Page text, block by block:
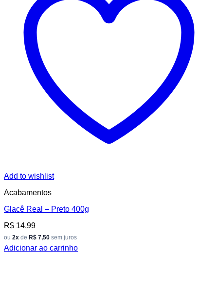
Add to wishlist
Acabamentos
Glacê Real – Preto 400g
R$ 14,99
ou 2x de R$ 7,50 sem juros
Adicionar ao carrinho